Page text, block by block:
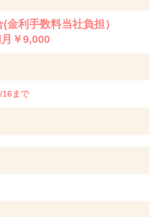
金利手数料当社負担）
￥9,000
まで